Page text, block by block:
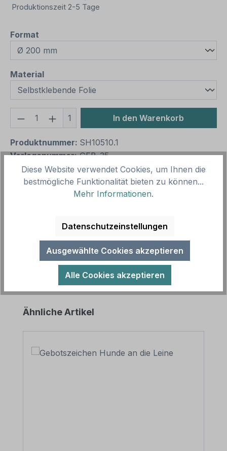
Produktionszeit 2-5 Tage
Format
Materialauswählen
Produkt Anzahl: Gib den
1 In den Warenkorb
Produktnummer: SH10510.1
Vorlagenummer: GEB-35
Merkmale des Gebotszeichens Ruhe…Mehr
Produktgalerie überspringen
Ähnliche Artikel
Diese Website verwendet Cookies, um Ihnen die
bestmögliche Funktionalität bieten zu können...
Mehr Informationen.
Datenschutzeinstellungen
Ausgewählte Cookies akzeptieren
Alle Cookies akzeptieren